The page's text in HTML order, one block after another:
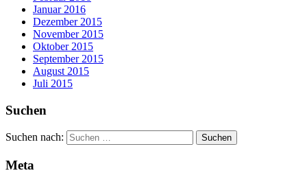
Januar 2016
Dezember 2015
November 2015
Oktober 2015
September 2015
August 2015
Juli 2015
Suchen
Suchen nach:
Meta